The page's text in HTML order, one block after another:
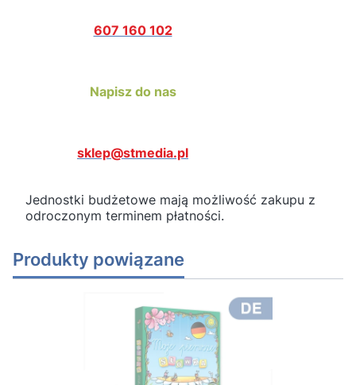
607 160 102
Napisz do nas
sklep@stmedia.pl
Jednostki budżetowe mają możliwość zakupu z
odroczonym terminem płatności.
Produkty powiązane